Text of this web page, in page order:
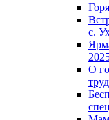
с.
О